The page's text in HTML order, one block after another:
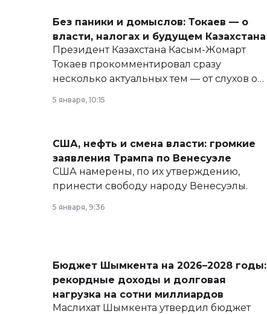
Без паники и домыслов: Токаев — о
власти, налогах и будущем Казахстана
Президент Казахстана Касым-Жомарт
Токаев прокомментировал сразу
несколько актуальных тем — от слухов о
армии, экономики и личного здоровья.
5 января, 10:15
США, нефть и смена власти: громкие
заявления Трампа по Венесуэле
США намерены, по их утверждению,
принести свободу народу Венесуэлы.
5 января, 9:36
Бюджет Шымкента на 2026–2028 годы:
рекордные доходы и долговая
нагрузка на сотни миллиардов
Маслихат Шымкента утвердил бюджет